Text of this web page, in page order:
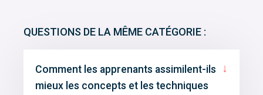
QUESTIONS DE LA MÊME CATÉGORIE :
Comment les apprenants assimilent-ils
mieux les concepts et les techniques
↓